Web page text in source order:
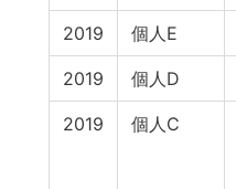
2019 個人E
2019 個人D
2019 個人C